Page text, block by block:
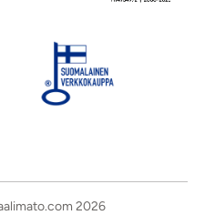
2026